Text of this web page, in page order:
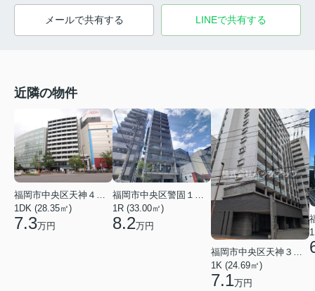
メールで共有する LINEで共有する
近隣の物件
1DK (28.35㎡)
7.3万円
福岡市中央区警固１丁目
1R (33.00㎡)
8.2万円
福岡市中央区天神３丁目
1K (24.69㎡)
7.1万円